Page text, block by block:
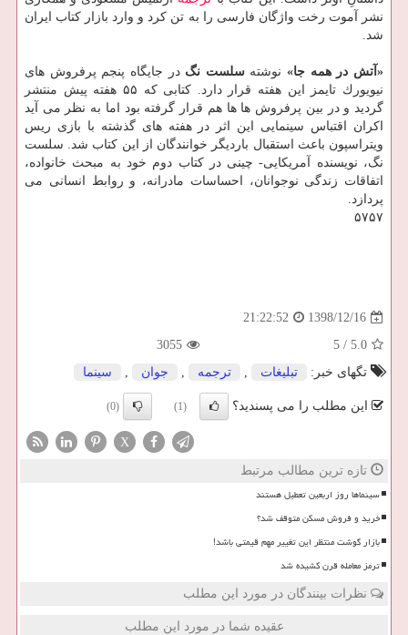
نشر آموت رخت واژگان فارسی را به تن كرد و وارد بازار كتاب ایران
شد.
«آتش در همه جا»نوشتهسلست نگ در جایگاه پنجم پرفروش های
نیویورك تایمز این هفته قرار دارد. كتابی كه ۵۵ هفته پیش منتشر
گردید و در بین پرفروش ها ها هم قرار گرفته بود اما به نظر می آید
اكران اقتباس سینمایی این اثر در هفته های گذشته با بازی ریس
ویتراسپون باعث استقبال باردیگر خوانندگان از این كتاب شد. سلست
نگ، نویسنده آمریكایی- چینی در كتاب دوم خود به مبحث خانواده،
اتفاقات زندگی نوجوانان، احساسات مادرانه، و روابط انسانی می
پردازد.
۵۷۵۷
1398/12/16
21:22:52
5.0
/
5
3055
تگهای خبر:
تبلیغات , ترجمه , جوان , سینما
این مطلب را می پسندید؟ (1)
(0)
X
تازه ترین مطالب مرتبط
سینماها روز اربعین تعطیل هستند
خرید و فروش مسکن متوقف شد؟
بازار گوشت منتظر این تغییر مهم قیمتی باشد!
ترمز معامله قرن کشیده شد
نظرات بینندگان در مورد این مطلب
عقیده شما در مورد این مطلب